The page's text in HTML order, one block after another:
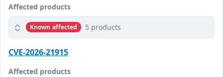
Affected products
Known affected 5 products
CVE-2026-21915
Affected products